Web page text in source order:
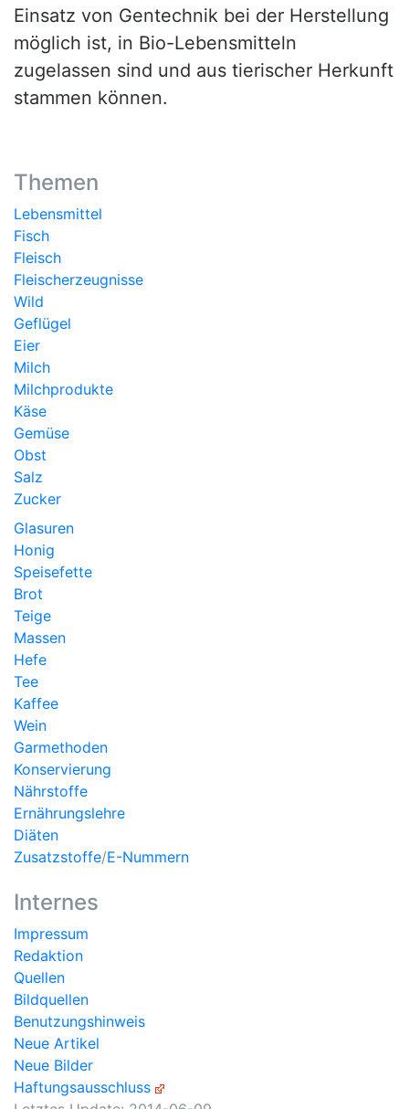
Einsatz von Gentechnik bei der Herstellung
möglich ist, in Bio-Lebensmitteln
zugelassen sind und aus tierischer Herkunft
stammen können.
Themen
Lebensmittel
Fisch
Fleisch
Fleischerzeugnisse
Wild
Geflügel
Eier
Milch
Milchprodukte
Käse
Gemüse
Obst
Salz
Zucker
Glasuren
Honig
Speisefette
Brot
Teige
Massen
Hefe
Tee
Kaffee
Wein
Garmethoden
Konservierung
Nährstoffe
Ernährungslehre
Diäten
Zusatzstoffe/E-Nummern
Internes
Impressum
Redaktion
Quellen
Bildquellen
Benutzungshinweis
Neue Artikel
Neue Bilder
Haftungsausschluss